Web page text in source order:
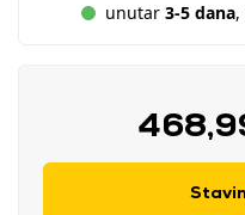
unutar 3-5 dana,